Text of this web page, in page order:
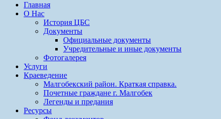
Главная
О Нас
История ЦБС
Документы
Официальные документы
Учредительные и иные документы
Фотогалерея
Услуги
Краеведение
Малгобекский район. Краткая справка.
Почетные граждане г. Малгобек
Легенды и предания
Ресурсы